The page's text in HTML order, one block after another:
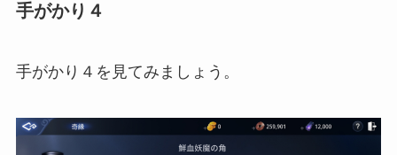
手がかり４
手がかり４を見てみましょう。